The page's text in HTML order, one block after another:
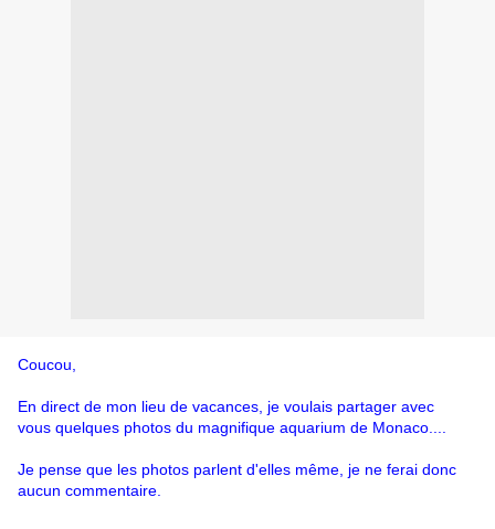
Coucou,
En direct de mon lieu de vacances, je voulais partager avec
vous quelques photos du magnifique aquarium de Monaco....
Je pense que les photos parlent d'elles même, je ne ferai donc
aucun commentaire.